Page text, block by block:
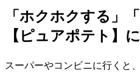
「ホクホクする」
【ピュアポテト】
スーパーやコンビニに行くと